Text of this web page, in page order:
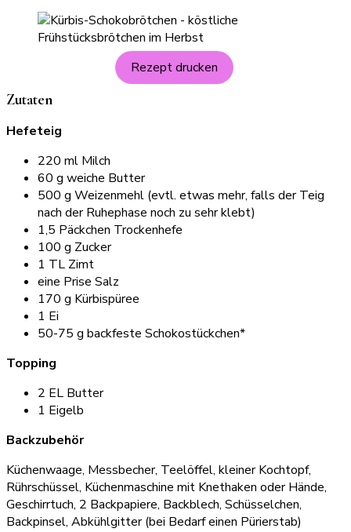
Rezept drucken
Zutaten
Hefeteig
220 ml Milch
60 g weiche Butter
500 g Weizenmehl (evtl. etwas mehr, falls der Teig
nach der Ruhephase noch zu sehr klebt)
1,5 Päckchen Trockenhefe
100 g Zucker
1 TL Zimt
eine Prise Salz
170 g Kürbispüree
1 Ei
50-75 g backfeste Schokostückchen*
Topping
2 EL Butter
1 Eigelb
Backzubehör
Küchenwaage, Messbecher, Teelöffel, kleiner Kochtopf,
Rührschüssel, Küchenmaschine mit Knethaken oder Hände,
Geschirrtuch, 2 Backpapiere, Backblech, Schüsselchen,
Backpinsel, Abkühlgitter (bei Bedarf einen Pürierstab)